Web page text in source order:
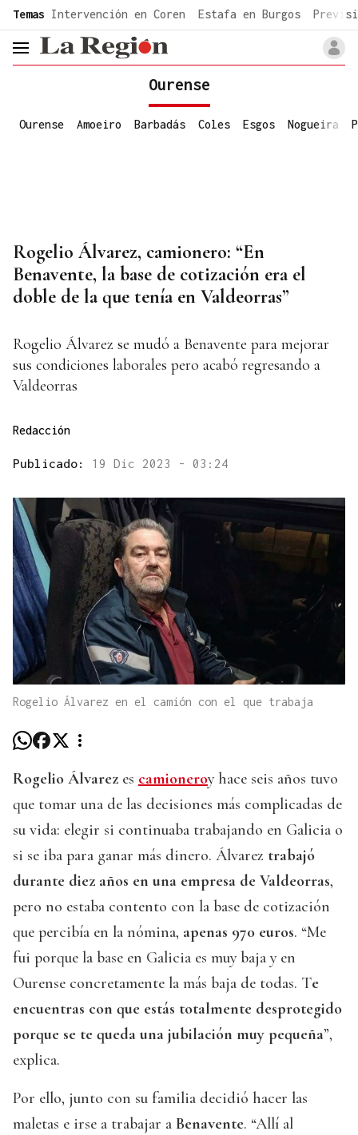
common.go-to-content
Temas Intervención en Coren Estafa en Burgos
header.menu.open
Ourense
Ourense Amoeiro Barbadás Coles Esgos Nogueira
Rogelio Álvarez, camionero: “En
Benavente, la base de cotización era el
doble de la que tenía en Valdeorras”
Rogelio Álvarez se mudó a Benavente para mejorar
sus condiciones laborales pero acabó regresando a
Valdeorras
Redacción
Publicado: 19 Dic 2023 - 03:24
Rogelio Álvarez en el camión con el que trabaja
Rogelio Álvarez es camioneroy hace seis años tuvo
que tomar una de las decisiones más complicadas de
su vida: elegir si continuaba trabajando en Galicia o
si se iba para ganar más dinero. Álvarez trabajó
durante diez años en una empresa de Valdeorras,
pero no estaba contento con la base de cotización
que percibía en la nómina, apenas 970 euros. “Me
fui porque la base en Galicia es muy baja y en
Ourense concretamente la más baja de todas. Te
encuentras con que estás totalmente desprotegido
porque se te queda una jubilación muy pequeña”,
explica.
Por ello, junto con su familia decidió hacer las
maletas e irse a trabajar a Benavente. “Allí al